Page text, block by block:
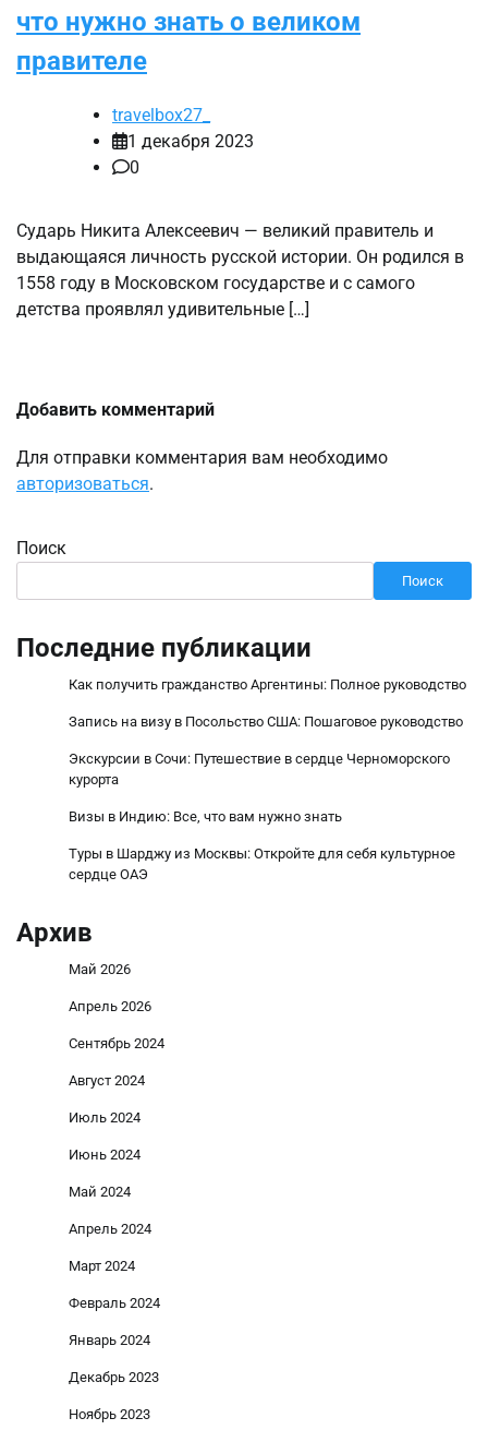
что нужно знать о великом
правителе
travelbox27_
1 декабря 2023
0
Сударь Никита Алексеевич — великий правитель и
выдающаяся личность русской истории. Он родился в
1558 году в Московском государстве и с самого
детства проявлял удивительные […]
Добавить комментарий
Для отправки комментария вам необходимо
авторизоваться.
Поиск
Поиск
Последние публикации
Как получить гражданство Аргентины: Полное руководство
Запись на визу в Посольство США: Пошаговое руководство
Экскурсии в Сочи: Путешествие в сердце Черноморского
курорта
Визы в Индию: Все, что вам нужно знать
Туры в Шарджу из Москвы: Откройте для себя культурное
сердце ОАЭ
Архив
Май 2026
Апрель 2026
Сентябрь 2024
Август 2024
Июль 2024
Июнь 2024
Май 2024
Апрель 2024
Март 2024
Февраль 2024
Январь 2024
Декабрь 2023
Ноябрь 2023